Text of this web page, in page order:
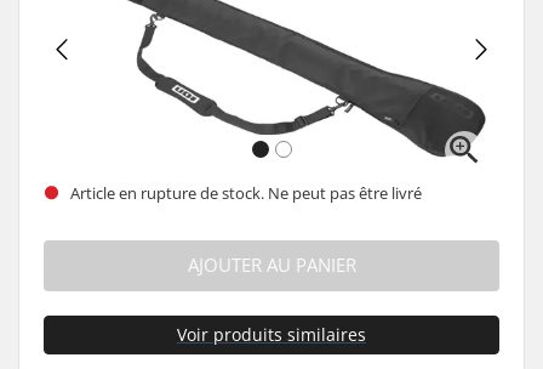
Article en rupture de stock. Ne peut pas être livré
AJOUTER AU PANIER
Voir produits similaires